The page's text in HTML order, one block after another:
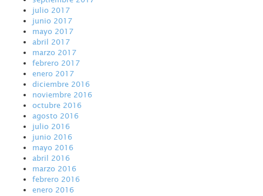
julio 2017
junio 2017
mayo 2017
abril 2017
marzo 2017
febrero 2017
enero 2017
diciembre 2016
noviembre 2016
octubre 2016
agosto 2016
julio 2016
junio 2016
mayo 2016
abril 2016
marzo 2016
febrero 2016
enero 2016